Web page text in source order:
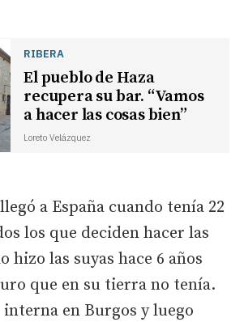
RIBERA
El pueblo de Haza
recupera su bar. “Vamos
a hacer las cosas bien”
Loreto Velázquez
a España cuando tenía 22
los que deciden hacer las
hizo las suyas hace 6 años
que en su tierra no tenía.
interna en Burgos y luego